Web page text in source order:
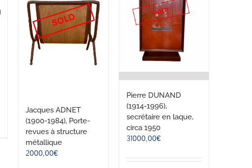
Jacques ADNET
(1900-1984), Porte-
revues à structure
métallique
2000,00€
Pierre DUNAND
(1914-1996),
secrétaire en laque,
circa 1950
31000,00€